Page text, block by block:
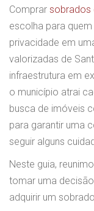
Comprar sobrados
escolha para
privacidade em
valorizadas de
infraestrutura em
o município atrai
busca de imóveis
para garantir uma
seguir alguns
Neste guia,
tomar uma
adquirir um